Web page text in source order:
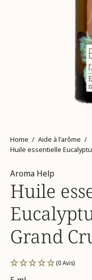
Home / Aide à l'arôme /
Huile essentielle
Aroma Help
Huile
Grand
(0 Avis)